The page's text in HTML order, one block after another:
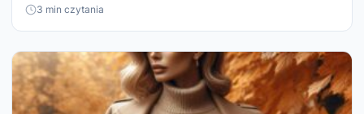
3 min czytania